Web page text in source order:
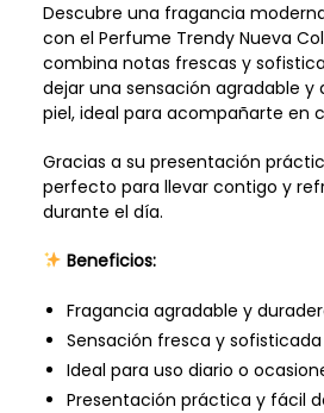
Descubre una fragancia
con el Perfume Trendy Nueva
combina notas frescas y
dejar una sensación agradable y
piel, ideal para acompañarte en
Gracias a su presentación
perfecto para llevar contigo y
durante el día.
Beneficios:
Fragancia agradable y
Sensación fresca y sofisticada
Ideal para uso diario o
Presentación práctica y fácil